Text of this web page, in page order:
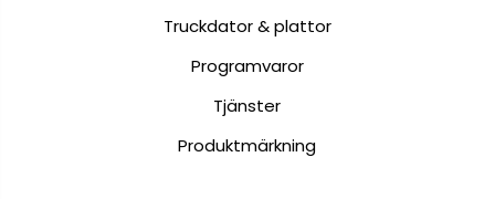
Truckdator & plattor
Programvaror
Tjänster
Produktmärkning